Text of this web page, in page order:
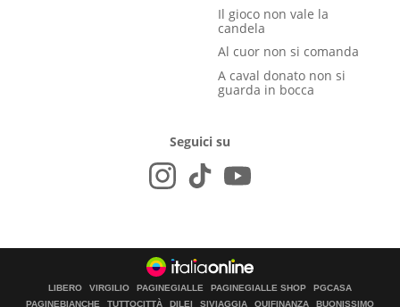
Il gioco non vale la
candela
Al cuor non si comanda
A caval donato non si
guarda in bocca
Seguici su
LIBERO VIRGILIO PAGINEGIALLE PAGINEGIALLE SHOP
PGCASA
PAGINEBIANCHE
TUTTOCITTÀ DILEI SIVIAGGIA QUIFINANZA BUONISSIMO